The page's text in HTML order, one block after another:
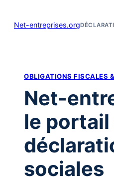
Net-entreprises.org
OBLIGATIONS FISCALES
Net-
le portail
sociales